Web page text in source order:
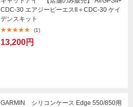
CDC-30 エアジーピーエスII＋CDC-30 ケイ
デンスキット
(1)
13,200円
GARMIN シリコンケース Edge 550/850用